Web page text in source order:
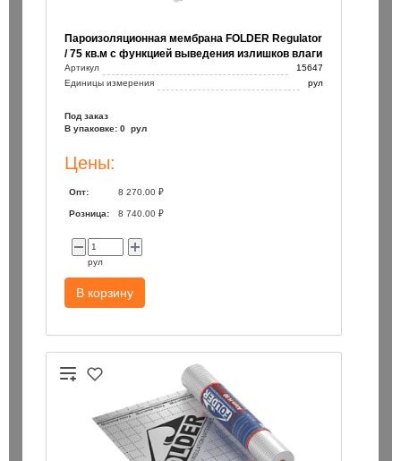
110 / Bionic Pro Heller Бур SDS+ 8х200/260 / Bionic
Пароизоляционная мембрана FOLDER Regulator
/ 75 кв.м с функцией выведения излишков влаги
Артикул
15647
Единицы измерения
рул
Под заказ
В упаковке: 0 рул
Цены:
Опт: 8 270.00 ₽
Розница: 8 740.00 ₽
рул
В корзину